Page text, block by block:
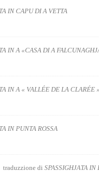
IN CAPU DI A VETTA
IN A «CASA DI A
IN A « VALLÉE DE LA CLARÉE
IN PUNTA ROSSA
traduzzione di SPASSIGHJATA